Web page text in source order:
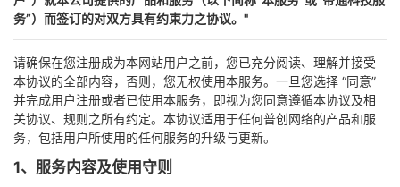
务”）而签订的对双方具有约束力之协议。"
请确保在您注册成为本网站用户之前，您已充分阅读、理解并接受
本协议的全部内容，否则，您无权使用本服务。一旦您选择 “同意”
并完成用户注册或者已使用本服务，即视为您同意遵循本协议及相
关协议、规则之所有约定。本协议适用于任何普创网络的产品和服
务，包括用户所使用的任何服务的升级与更新。
1、服务内容及使用守则